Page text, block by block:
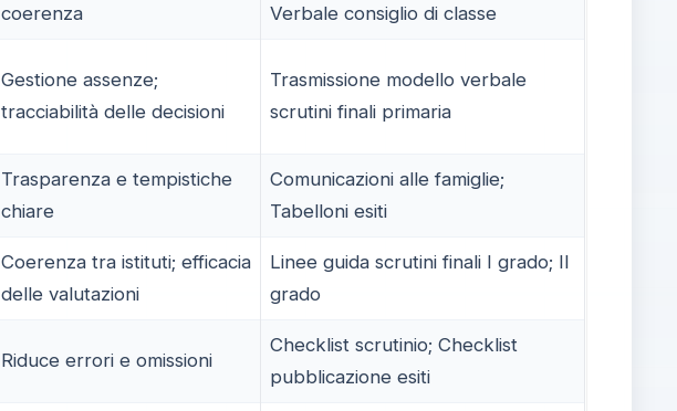
coerenza
Verbale consiglio di classe
Gestione assenze;
tracciabilità delle decisioni
Trasmissione modello verbale
scrutini finali primaria
Trasparenza e tempistiche
chiare
Comunicazioni alle famiglie;
Tabelloni esiti
Coerenza tra istituti; efficacia
delle valutazioni
Linee guida scrutini finali I grado; II
grado
Riduce errori e omissioni
Checklist scrutinio; Checklist
pubblicazione esiti